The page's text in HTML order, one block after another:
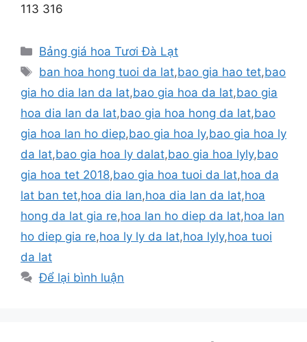
113 316
Danh
mục
Bảng giá hoa Tươi Đà Lạt
Thẻ
ban hoa hong tuoi da lat,bao gia hao tet,bao
gia ho dia lan da lat,bao gia hoa da lat,bao gia
hoa dia lan da lat,bao gia hoa hong da lat,bao
gia hoa lan ho diep,bao gia hoa ly,bao gia hoa ly
da lat,bao gia hoa ly dalat,bao gia hoa lyly,bao
gia hoa tet 2018,bao gia hoa tuoi da lat,hoa da
lat ban tet,hoa dia lan,hoa dia lan da lat,hoa
hong da lat gia re,hoa lan ho diep da lat,hoa lan
ho diep gia re,hoa ly ly da lat,hoa lyly,hoa tuoi
da lat
Để lại bình luận